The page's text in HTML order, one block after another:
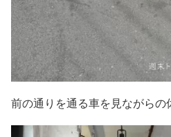
前の通りを通る車を見ながらの